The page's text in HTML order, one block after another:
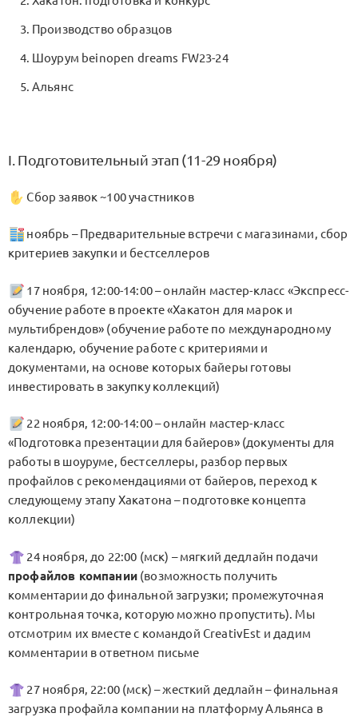
Производство образцов
Шоурум beinopen dreams FW23-24
Альянс
I. Подготовительный этап (11-29 ноября)
Сбор заявок ~100 участников
ноябрь – Предварительные встречи с магазинами, сбор
критериев закупки и бестселлеров
17 ноября, 12:00-14:00 – онлайн мастер-класс «Экспресс-
обучение работе в проекте «Хакатон для марок и
мультибрендов» (обучение работе по международному
календарю, обучение работе с критериями и
документами, на основе которых байеры готовы
инвестировать в закупку коллекций)
22 ноября, 12:00-14:00 – онлайн мастер-класс
«Подготовка презентации для байеров» (документы для
работы в шоуруме, бестселлеры, разбор первых
профайлов с рекомендациями от байеров, переход к
следующему этапу Хакатона – подготовке концепта
коллекции)
24 ноября, до 22:00 (мск) – мягкий дедлайн подачи
профайлов компании(возможность получить
комментарии до финальной загрузки; промежуточная
контрольная точка, которую можно пропустить). Мы
отсмотрим их вместе с командой CreativEst и дадим
комментарии в ответном письме
27 ноября, 22:00 (мск) – жесткий дедлайн – финальная
загрузка профайла компании на платформу Альянса в